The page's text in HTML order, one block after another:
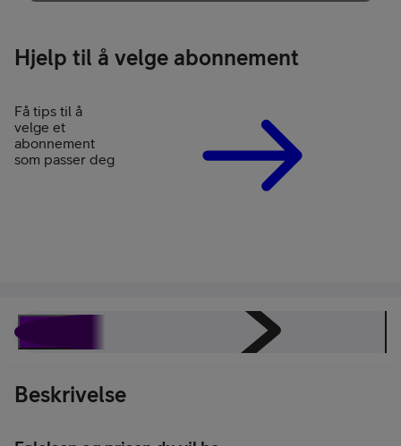
Hjelp til å velge abonnement
Få tips til å
velge et
abonnement
som passer deg
Spesifikasjoner
Beskrivelse